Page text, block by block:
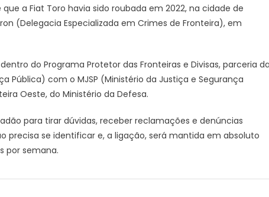
Rio
de
a Fiat Toro havia sido roubada em 2022, na cidade de
(Delegacia Especializada em Crimes de Fronteira), em
do Programa Protetor das Fronteiras e Divisas, parceria
Pública) com o MJSP (Ministério da Justiça e Segurança
Oeste, do Ministério da Defesa.
para tirar dúvidas, receber reclamações e denúncias
precisa se identificar e, a ligação, será mantida em absoluto
por semana.